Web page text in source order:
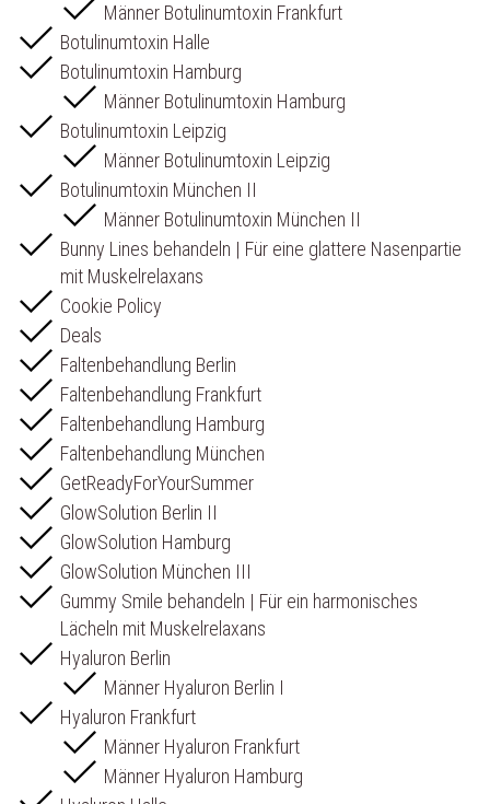
Männer Botulinumtoxin Frankfurt
Botulinumtoxin Halle
Botulinumtoxin Hamburg
Männer Botulinumtoxin Hamburg
Botulinumtoxin Leipzig
Männer Botulinumtoxin Leipzig
Botulinumtoxin München II
Männer Botulinumtoxin München II
Bunny Lines behandeln | Für eine glattere Nasenpartie
mit Muskelrelaxans
Cookie Policy
Deals
Faltenbehandlung Berlin
Faltenbehandlung Frankfurt
Faltenbehandlung Hamburg
Faltenbehandlung München
GetReadyForYourSummer
GlowSolution Berlin II
GlowSolution Hamburg
GlowSolution München III
Gummy Smile behandeln | Für ein harmonisches
Lächeln mit Muskelrelaxans
Hyaluron Berlin
Männer Hyaluron Berlin I
Hyaluron Frankfurt
Männer Hyaluron Frankfurt
Männer Hyaluron Hamburg